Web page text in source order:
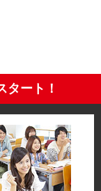
タート！